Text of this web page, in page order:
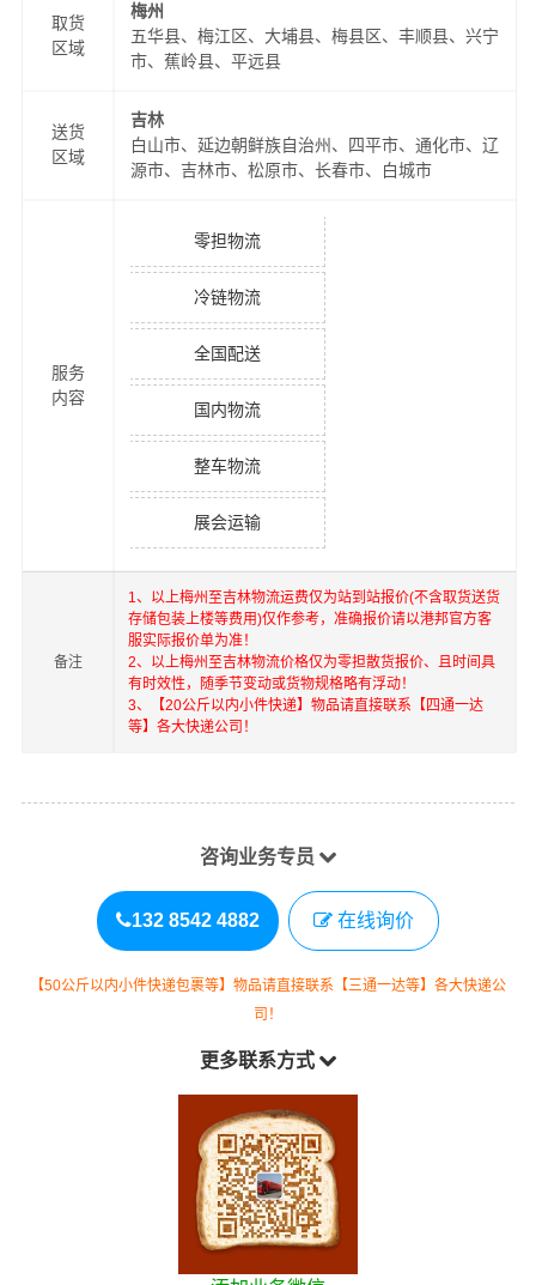
取货
区域
梅州
五华县、梅江区、大埔县、梅县区、丰顺县、兴宁
市、蕉岭县、平远县
送货
区域
吉林
白山市、延边朝鲜族自治州、四平市、通化市、辽
源市、吉林市、松原市、长春市、白城市
服务
内容
零担物流
冷链物流
全国配送
国内物流
整车物流
展会运输
备注
1、以上梅州 至吉林物流运费仅为站到站报价(不含取货送货
存储包装上楼等费用)仅作参考，准确报价请以港邦官方客
服实际报价单为准！
2、以上梅州 至吉林物流价格仅为零担散货报价、且时间具
有时效性，随季节变动或货物规格略有浮动！
3、【20公斤以内小件快递】物品请直接联系【四通一达
等】各大快递公司！
咨询业务专员
132 8542 4882 在线询价
【50公斤以内小件快递包裹等】物品请直接联系【三通一达等】各大快递公
司！
更多联系方式